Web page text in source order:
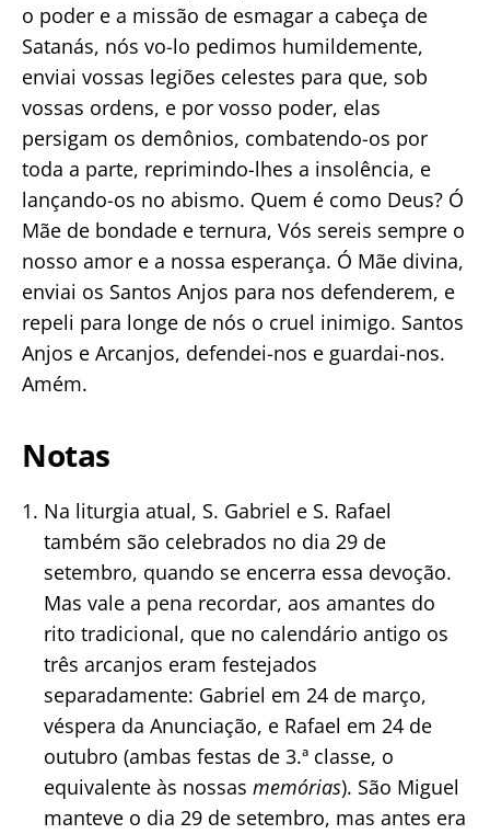
o poder e a missão de esmagar a cabeça de
Satanás, nós vo-lo pedimos humildemente,
enviai vossas legiões celestes para que, sob
vossas ordens, e por vosso poder, elas
persigam os demônios, combatendo-os por
toda a parte, reprimindo-lhes a insolência, e
lançando-os no abismo. Quem é como Deus? Ó
Mãe de bondade e ternura, Vós sereis sempre o
nosso amor e a nossa esperança. Ó Mãe divina,
enviai os Santos Anjos para nos defenderem, e
repeli para longe de nós o cruel inimigo. Santos
Anjos e Arcanjos, defendei-nos e guardai-nos.
Amém.
Notas
Na liturgia atual, S. Gabriel e S. Rafael
também são celebrados no dia 29 de
setembro, quando se encerra essa devoção.
Mas vale a pena recordar, aos amantes do
rito tradicional, que no calendário antigo os
três arcanjos eram festejados
separadamente: Gabriel em 24 de março,
véspera da Anunciação, e Rafael em 24 de
outubro (ambas festas de 3.ª classe, o
equivalente às nossas memórias). São Miguel
manteve o dia 29 de setembro, mas antes era